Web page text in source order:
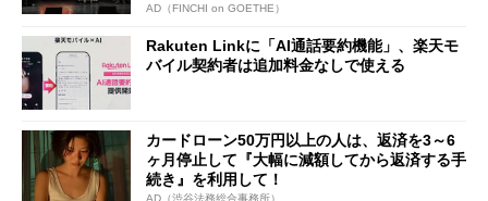
AD（FINCHI on GOETHE）
Rakuten Linkに「AI通話要約機能」、楽天モ
バイル契約者は追加料金なしで使える
カードローン50万円以上の人は、返済を3～6
ヶ月停止して『大幅に減額してから返済する手
続き』を利用して！
AD（渋谷法務総合事務所）